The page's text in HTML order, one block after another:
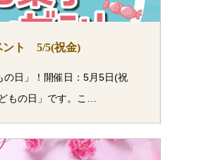
ント 5/5(祝金)
の日」！開催日：5月5日(祝
もの日」です。こ…